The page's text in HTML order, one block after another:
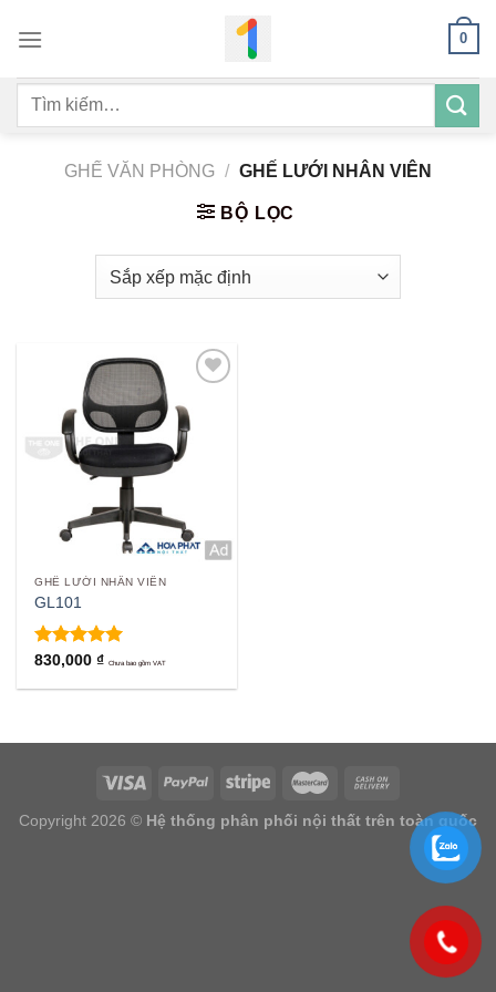
qua
dung
0
Tìm
GHẾ VĂN PHÒNG / GHẾ LƯỚI NHÂN VIÊN
BỘ LỌC
Add to
wishlist
GHẾ LƯỚI NHÂN VIÊN
GL101
Được xếp
5 sao
830,000₫ Chưa bao gồm VAT
Copyright 2026 © Hệ thống phân phối nội thất trên toàn quốc